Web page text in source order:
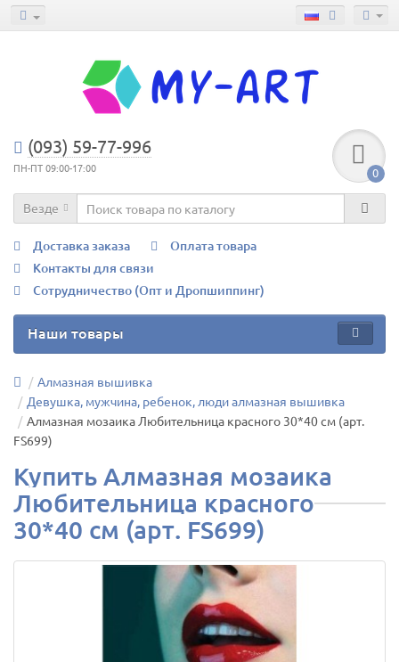
(093) 59-77-996
ПН-ПТ 09:00-17:00 0
Везде
Доставка заказа
Оплата товара
Контакты для связи
Сотрудничество (Опт и Дропшиппинг)
Наши товары
Алмазная вышивка
Девушка, мужчина, ребенок, люди алмазная вышивка
Алмазная мозаика Любительница красного 30*40 см (арт.
FS699)
Купить Алмазная мозаика
Любительница красного
30*40 см (арт. FS699)